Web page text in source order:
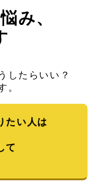
み、
したらいい？
。
たい人は
て